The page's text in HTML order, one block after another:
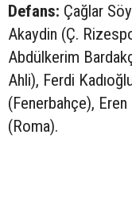
Defans: Çağlar
Akaydin (Ç.
Abdülkerim
Ahli), Ferdi
(Fenerbahçe), Eren
(Roma).